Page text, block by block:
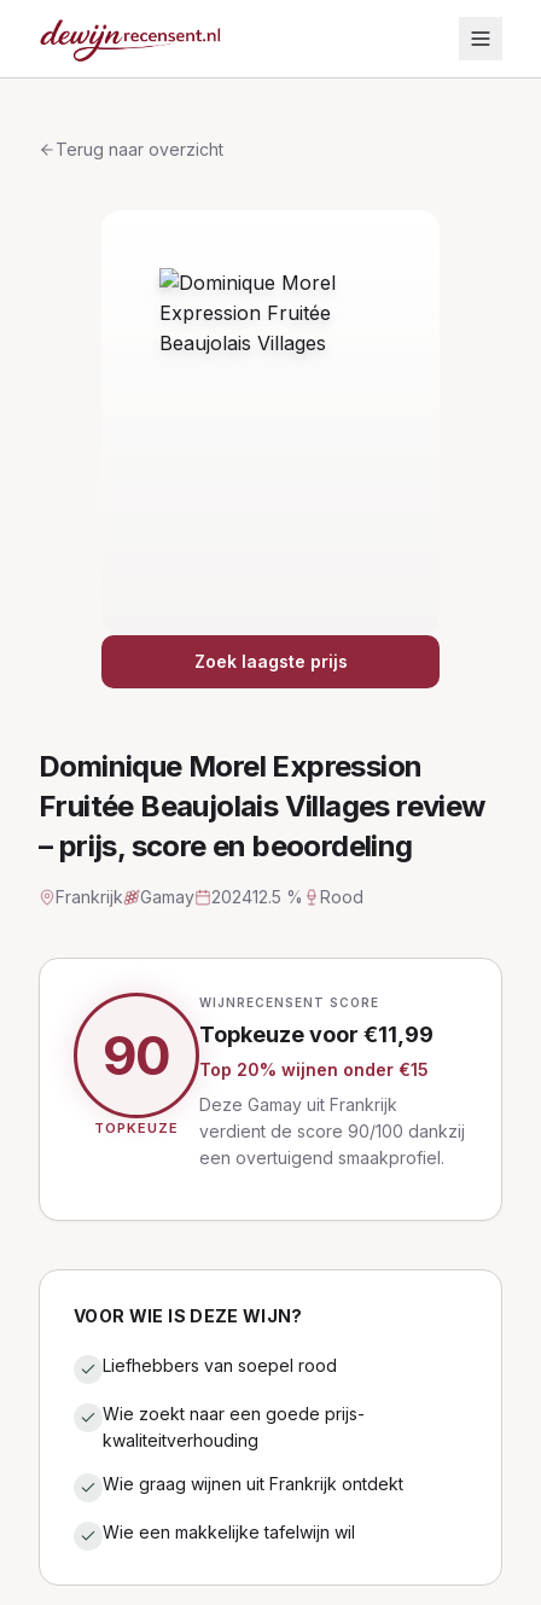
Terug naar overzicht
Zoek laagste prijs
Dominique Morel Expression
Fruitée Beaujolais Villagesreview
– prijs, score en beoordeling
Frankrijk Gamay 202412.5 % Rood
90
TOPKEUZE
WIJNRECENSENT SCORE
Topkeuzevoor €11,99
Top 20% wijnen onder €15
Deze Gamay uit Frankrijk
verdient de score 90/100 dankzij
een overtuigend smaakprofiel.
VOOR WIE IS DEZE WIJN?
Liefhebbers van soepel rood
Wie zoekt naar een goede prijs-
kwaliteitverhouding
Wie graag wijnen uit Frankrijk ontdekt
Wie een makkelijke tafelwijn wil